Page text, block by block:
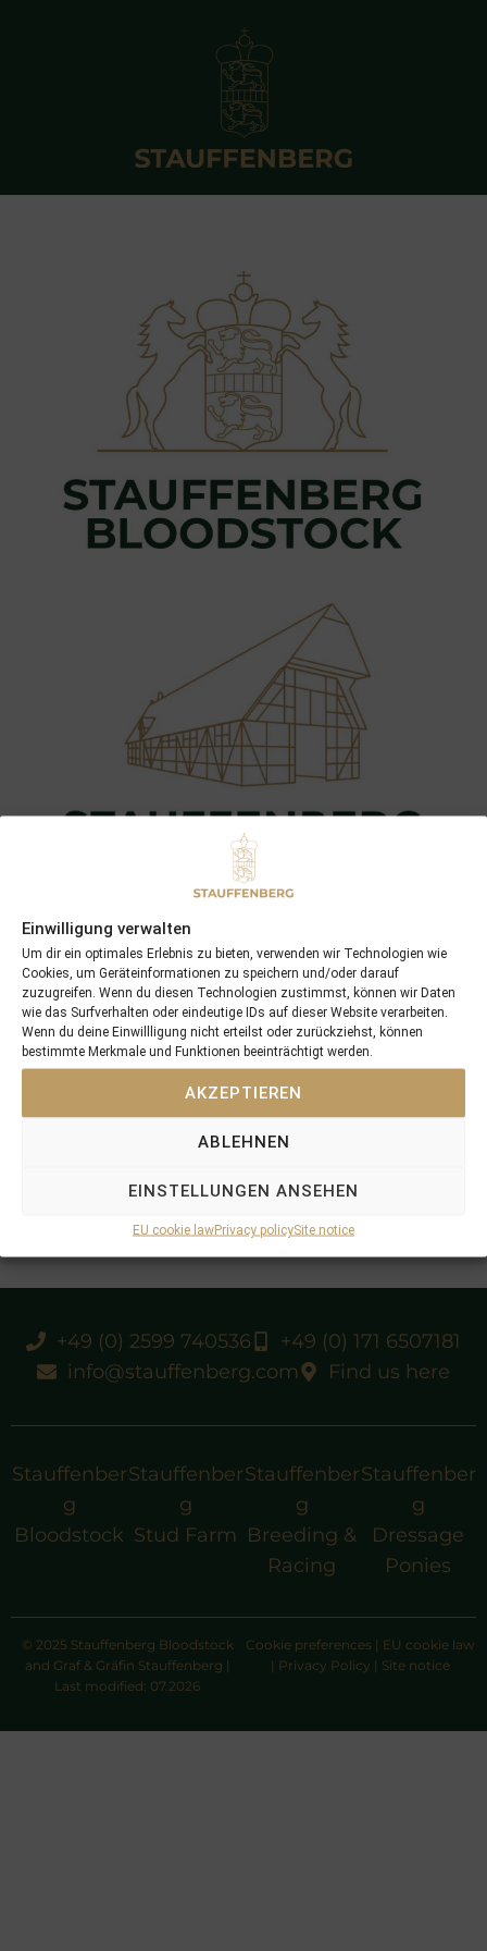
Einwilligung verwalten
Um dir ein optimales Erlebnis zu bieten, verwenden wir Technologien wie
Cookies, um Geräteinformationen zu speichern und/oder darauf
zuzugreifen. Wenn du diesen Technologien zustimmst, können wir Daten
wie das Surfverhalten oder eindeutige IDs auf dieser Website verarbeiten.
Wenn du deine Einwillligung nicht erteilst oder zurückziehst, können
bestimmte Merkmale und Funktionen beeinträchtigt werden.
AKZEPTIEREN
ABLEHNEN
EINSTELLUNGEN ANSEHEN
EU cookie lawPrivacy policySite notice
+49 (0) 2599 740536
+49 (0) 171 6507181
info@stauffenberg.com
Find us here
Stauffenber
g
Bloodstock
Stauffenber
g
Stud Farm
Stauffenber
g
Breeding &
Racing
Stauffenber
g
Dressage
Ponies
© 2025 Stauffenberg Bloodstock
and Graf & Gräfin Stauffenberg |
Last modified: 07.2026
Cookie preferences | EU cookie law
| Privacy Policy | Site notice